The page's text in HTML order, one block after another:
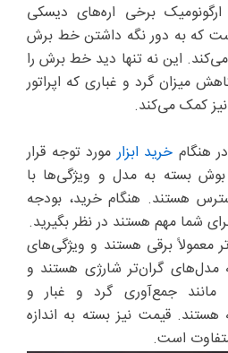
برخی اره‌های دیسکی
که به دور نگه داشتن خط برش
می‌کند. این نه تنها دید خط برش را
میزان گرد و غباری که اپراتور
کمک می‌کند.
هنگام خرید ابزارمورد توجه قرار
بسته به مدل و ویژگی‌ها با
هستند. هنگام خرید، بودجه
شما مهم هستند در نظر بگیرید.
معمولاً برقی هستند و ویژگی‌های
مدل‌های گران‌تر شارژی هستند و
مانند جمع‌آوری گرد و غبار و
هستند. قیمت نیز بسته به اندازه
است.